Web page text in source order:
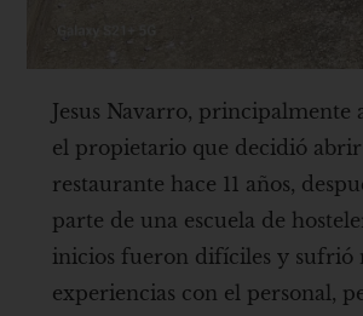
Jesus Navarro, principalmente
el propietario que decidió abrir
restaurante hace 11 años,
parte de una escuela de
inicios fueron difíciles y sufrió
experiencias con el personal,